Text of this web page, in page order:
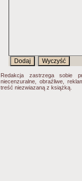
Redakcja zastrzega sobie
niecenzuralne, obraźliwe,
treść niezwiazaną z książką.